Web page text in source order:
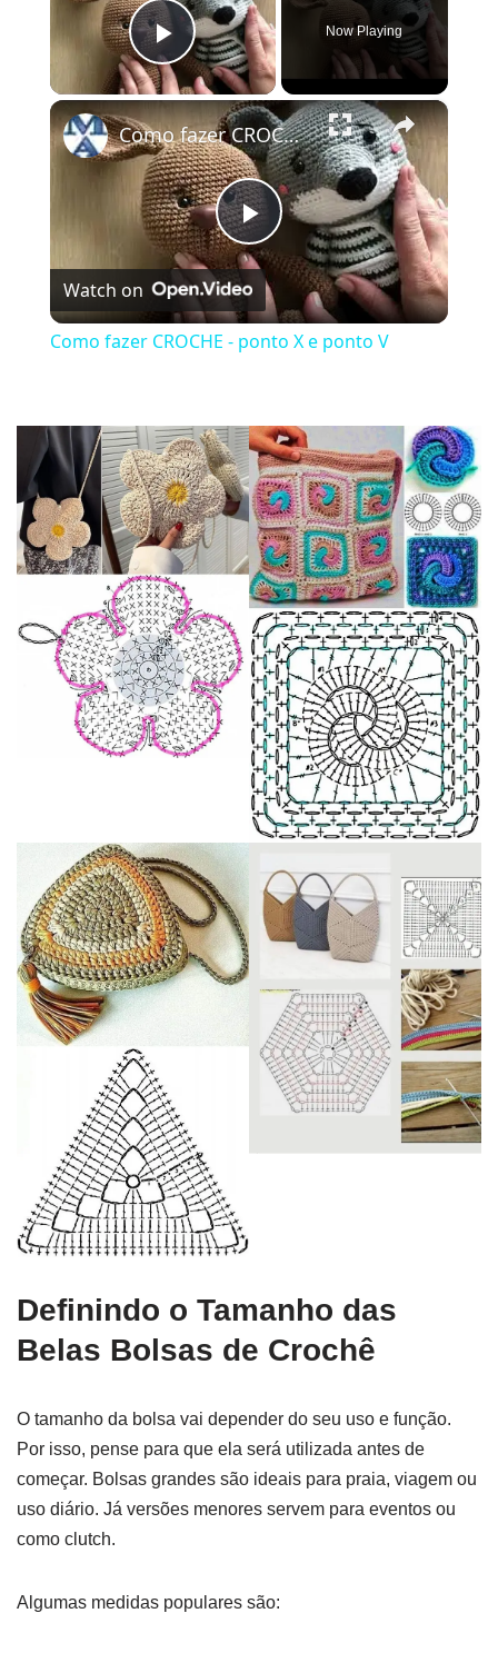
Play Video
Now Playing
×
Play
Video
Como fazer CROCHE - ponto X e ponto V
Watch on
Como fazer CROCHE - ponto X e ponto V
Definindo o Tamanho das
Belas Bolsas de Crochê
O tamanho da bolsa vai depender do seu uso e função.
Por isso, pense para que ela será utilizada antes de
começar. Bolsas grandes são ideais para praia, viagem ou
uso diário. Já versões menores servem para eventos ou
como clutch.
Algumas medidas populares são: